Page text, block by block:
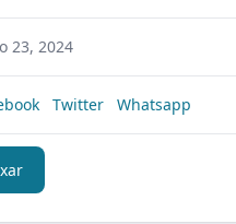
23, 2024
Twitter Whatsapp